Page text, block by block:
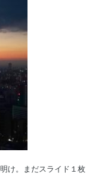
け。まだスライド１枚